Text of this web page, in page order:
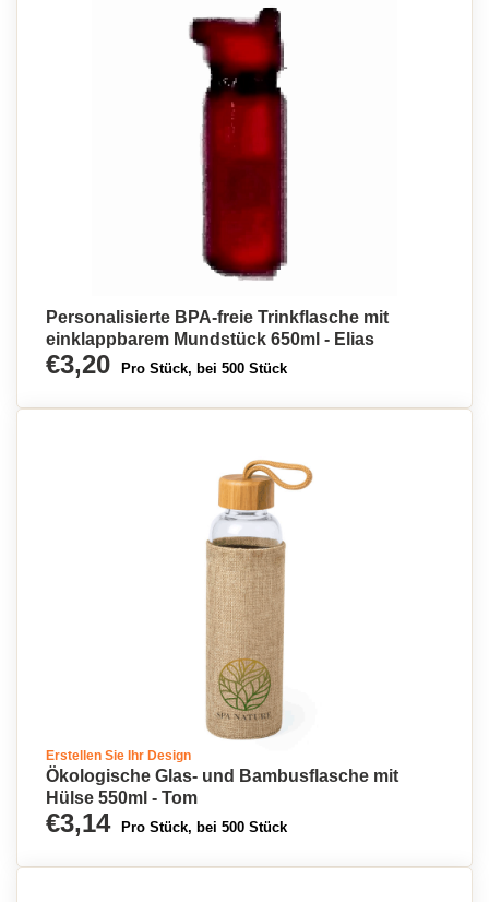
Personalisierte BPA-freie Trinkflasche mit
einklappbarem Mundstück 650ml - Elias
€3,20 Pro Stück, bei 500 Stück
Erstellen Sie Ihr Design
Ökologische Glas- und Bambusflasche mit
Hülse 550ml - Tom
€3,14 Pro Stück, bei 500 Stück